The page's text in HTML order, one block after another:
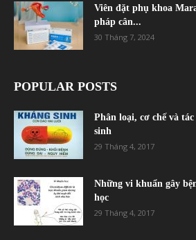
Viên đặt phụ khoa
pháp cân...
30 Tháng 7, 2024
POPULAR POSTS
Phân loại, cơ chế và
sinh
29 Tháng 4, 2017
Những vi khuẩn gây
học
29 Tháng 4, 2017